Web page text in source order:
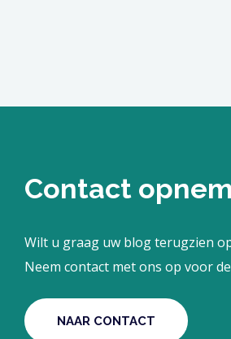
Contact
Wilt u graag uw blog terugzien
Neem contact met ons op voor
NAAR CONTACT